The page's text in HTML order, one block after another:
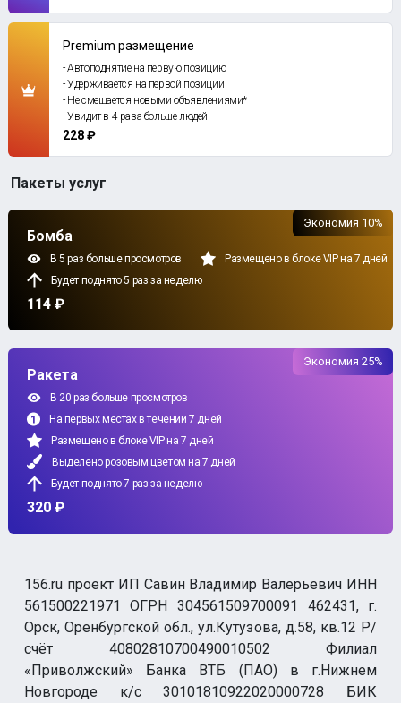
Premium размещение
- Автоподнятие на первую позицию
- Удерживается на первой позиции
- Не смещается новыми объявлениями*
- Увидит в 4 раза больше людей
228 ₽
Пакеты услуг
Бомба
В 5 раз больше просмотров
Размещено в блоке VIP на 7 дней
Будет поднято 5 раз за неделю
114 ₽
Экономия 10%
Ракета
В 20 раз больше просмотров
На первых местах в течении 7 дней
Размещено в блоке VIP на 7 дней
Выделено розовым цветом на 7 дней
Будет поднято 7 раз за неделю
320 ₽
Экономия 25%
156.ru проект ИП Савин Владимир Валерьевич ИНН
561500221971 ОГРН 304561509700091 462431, г.
Орск, Оренбургской обл., ул.Кутузова, д.58, кв.12 Р/
счёт 40802810700490010502 Филиал
«Приволжский» Банка ВТБ (ПАО) в г.Нижнем
Новгороде к/с 30101810922020000728 БИК